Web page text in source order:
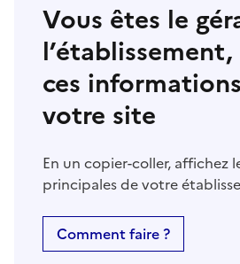
Vous êtes le
ces
votre site
En un copier-coller, affichez
principales de votre
Comment faire ?